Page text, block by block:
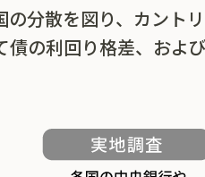
の分散を図り、カント
債の利回り格差、およ